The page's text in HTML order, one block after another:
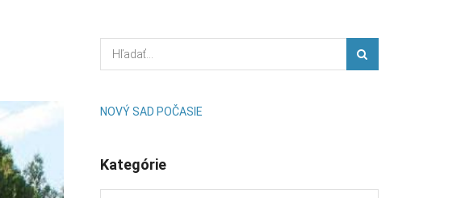
NOVÝ SAD POČASIE
Kategórie